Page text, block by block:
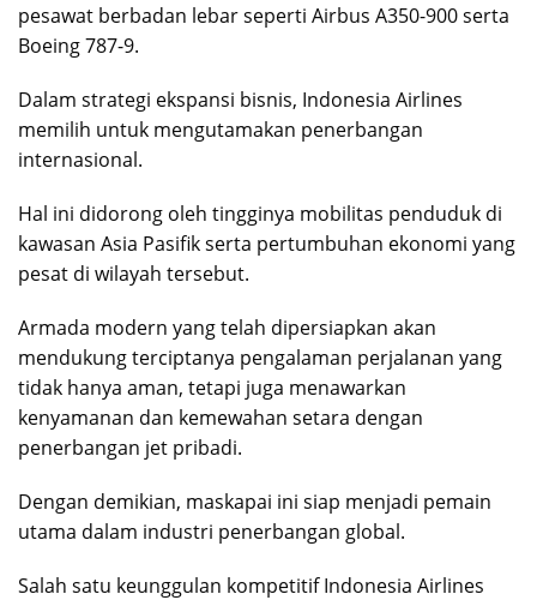
pesawat berbadan lebar seperti Airbus A350-900 serta
Boeing 787-9.
Dalam strategi ekspansi bisnis, Indonesia Airlines
memilih untuk mengutamakan penerbangan
internasional.
Hal ini didorong oleh tingginya mobilitas penduduk di
kawasan Asia Pasifik serta pertumbuhan ekonomi yang
pesat di wilayah tersebut.
Armada modern yang telah dipersiapkan akan
mendukung terciptanya pengalaman perjalanan yang
tidak hanya aman, tetapi juga menawarkan
kenyamanan dan kemewahan setara dengan
penerbangan jet pribadi.
Dengan demikian, maskapai ini siap menjadi pemain
utama dalam industri penerbangan global.
Salah satu keunggulan kompetitif Indonesia Airlines